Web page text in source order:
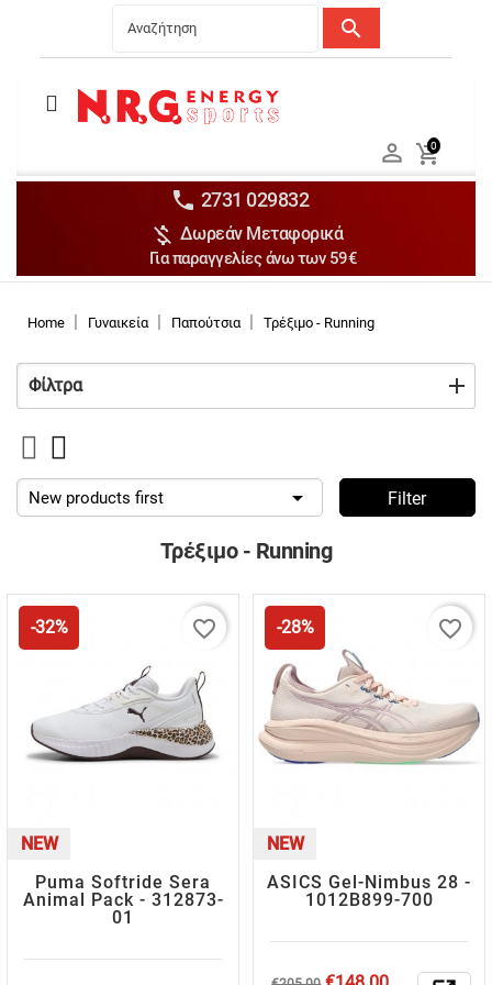
search
Ανδρικά
Αθλήματα
Brands
Discounts

0

 2731 029832
 Δωρεάν Μεταφορικά
Για παραγγελίες άνω των 59€
Home Γυναικεία Παπούτσια Τρέξιμο - Running
Φίλτρα
New products first  Filter
Τρέξιμο - Running
-32%
NEW
Puma Softride Sera
Animal Pack - 312873-
01
favorite_border -28%
NEW
ASICS Gel-Nimbus 28 -
1012B899-700
favorite_border